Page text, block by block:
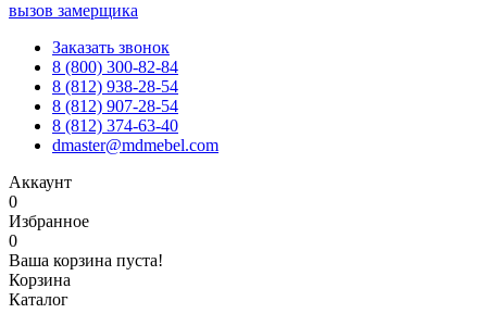
вызов замерщика
Заказать звонок
8 (800) 300-82-84
8 (812) 938-28-54
8 (812) 907-28-54
8 (812) 374-63-40
dmaster@mdmebel.com
Аккаунт
0
Избранное
0
Ваша корзина пуста!
Корзина
Каталог